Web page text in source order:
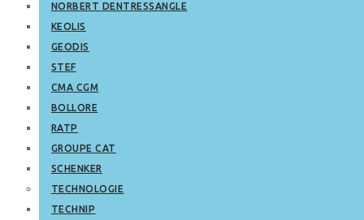
NORBERT DENTRESSANGLE
KEOLIS
GEODIS
STEF
CMA CGM
BOLLORE
RATP
GROUPE CAT
SCHENKER
TECHNOLOGIE
TECHNIP